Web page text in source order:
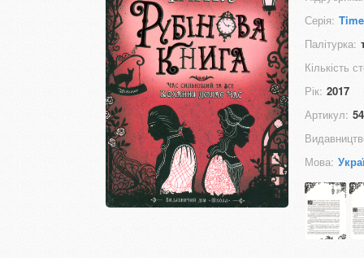
Серія:
Палітурка:
Кількість
Рік: 2017
Артикул:
Мова: